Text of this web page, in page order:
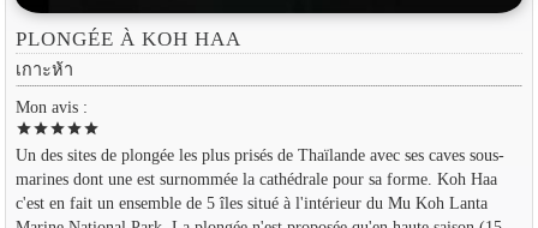
PLONGÉE À KOH HAA
เกาะห้า
Mon avis :
starstarstarstarstar
Un des sites de plongée les plus prisés de Thaïlande avec ses caves sous-
marines dont une est surnommée la cathédrale pour sa forme. Koh Haa
c'est en fait un ensemble de 5 îles situé à l'intérieur du Mu Koh Lanta